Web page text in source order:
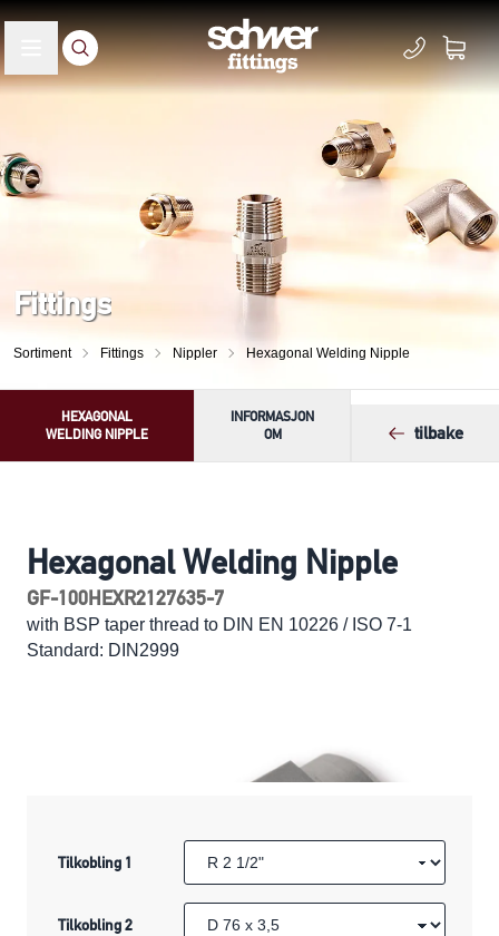
Fittings
Sortiment Fittings Nippler Hexagonal Welding Nipple
HEXAGONAL
WELDING NIPPLE
INFORMASJON
OM
tilbake
Hexagonal Welding Nipple
GF-100HEXR2127635-7
with BSP taper thread to DIN EN 10226 / ISO 7-1
Standard: DIN2999
Tilkobling 1
Tilkobling 2